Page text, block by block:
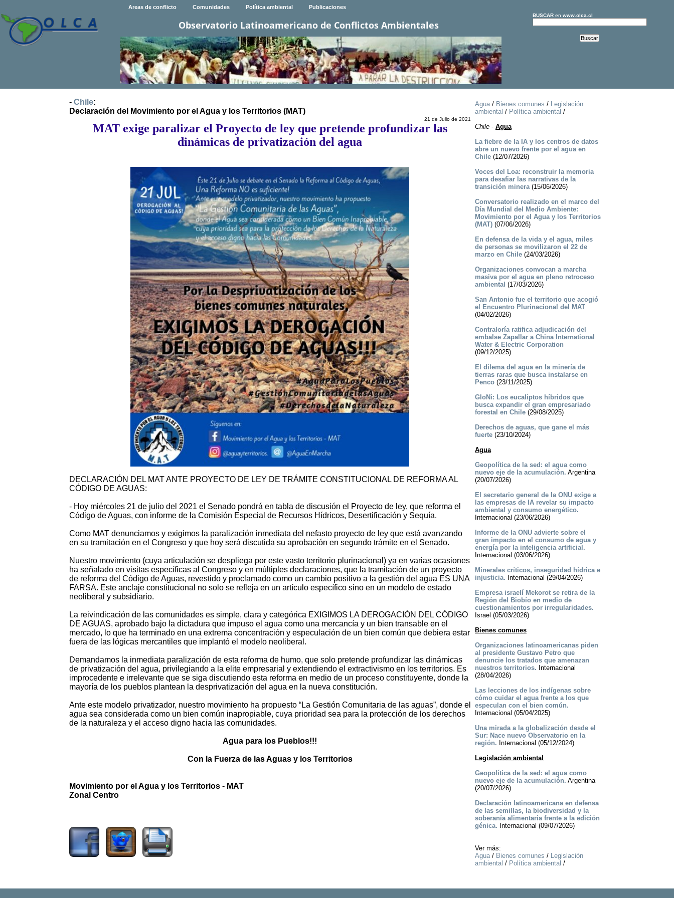
Areas de conflicto Comunidades Política ambiental Publicaciones
Observatorio Latinoamericano de Conflictos Ambientales
BUSCARen www.olca.cl
- Chile:
Declaración del Movimiento por el Agua y los Territorios (MAT)
21 de Julio de 2021
MAT exige paralizar el Proyecto de ley que pretende profundizar las
dinámicas de privatización del agua
DECLARACIÓN DEL MAT ANTE PROYECTO DE LEY DE TRÁMITE CONSTITUCIONAL DE REFORMA AL
CÓDIGO DE AGUAS:
- Hoy miércoles 21 de julio del 2021 el Senado pondrá en tabla de discusión el Proyecto de ley, que reforma el
Código de Aguas, con informe de la Comisión Especial de Recursos Hídricos, Desertificación y Sequía.
Como MAT denunciamos y exigimos la paralización inmediata del nefasto proyecto de ley que está avanzando
en su tramitación en el Congreso y que hoy será discutida su aprobación en segundo trámite en el Senado.
Nuestro movimiento (cuya articulación se despliega por este vasto territorio plurinacional) ya en varias ocasiones
ha señalado en visitas específicas al Congreso y en múltiples declaraciones, que la tramitación de un proyecto
de reforma del Código de Aguas, revestido y proclamado como un cambio positivo a la gestión del agua ES UNA
FARSA. Este anclaje constitucional no solo se refleja en un artículo específico sino en un modelo de estado
neoliberal y subsidiario.
La reivindicación de las comunidades es simple, clara y categórica EXIGIMOS LA DEROGACIÓN DEL CÓDIGO
DE AGUAS, aprobado bajo la dictadura que impuso el agua como una mercancía y un bien transable en el
mercado, lo que ha terminado en una extrema concentración y especulación de un bien común que debiera estar
fuera de las lógicas mercantiles que implantó el modelo neoliberal.
Demandamos la inmediata paralización de esta reforma de humo, que solo pretende profundizar las dinámicas
de privatización del agua, privilegiando a la elite empresarial y extendiendo el extractivismo en los territorios. Es
improcedente e irrelevante que se siga discutiendo esta reforma en medio de un proceso constituyente, donde la
mayoría de los pueblos plantean la desprivatización del agua en la nueva constitución.
Ante este modelo privatizador, nuestro movimiento ha propuesto “La Gestión Comunitaria de las aguas”, donde el
agua sea considerada como un bien común inapropiable, cuya prioridad sea para la protección de los derechos
de la naturaleza y el acceso digno hacia las comunidades.
Agua para los Pueblos!!!
Con la Fuerza de las Aguas y los Territorios
Movimiento por el Agua y los Territorios - MAT
Zonal Centro
Agua/ Bienes comunes / Legislación
ambiental / Política ambiental /
Chile- Agua
La fiebre de la IA y los centros de datos
abre un nuevo frente por el agua en
Chile(12/07/2026)
Voces del Loa: reconstruir la memoria
para desafiar las narrativas de la
transición minera(15/06/2026)
Conversatorio realizado en el marco del
Día Mundial del Medio Ambiente:
Movimiento por el Agua y los Territorios
(MAT)(07/06/2026)
En defensa de la vida y el agua, miles
de personas se movilizaron el 22 de
marzo en Chile(24/03/2026)
Organizaciones convocan a marcha
masiva por el agua en pleno retroceso
ambiental (17/03/2026)
San Antonio fue el territorio que acogió
el Encuentro Plurinacional del MAT
(04/02/2026)
Contraloría ratifica adjudicación del
embalse Zapallar a China International
Water & Electric Corporation
(09/12/2025)
El dilema del agua en la minería de
tierras raras que busca instalarse en
Penco(23/11/2025)
GloNi: Los eucaliptos híbridos que
busca expandir el gran empresariado
forestal en Chile(29/08/2025)
Derechos de aguas, que gane el más
fuerte(23/10/2024)
Agua
Geopolítica de la sed: el agua como
nuevo eje de la acumulación. Argentina
(20/07/2026)
El secretario general de la ONU exige a
las empresas de IA revelar su impacto
ambiental y consumo energético.
Internacional (23/06/2026)
Informe de la ONU advierte sobre el
gran impacto en el consumo de agua y
energía por la inteligencia artificial.
Internacional (03/06/2026)
Minerales críticos, inseguridad hídrica e
injusticia. Internacional (29/04/2026)
Empresa israelí Mekorot se retira de la
Región del Biobío en medio de
cuestionamientos por irregularidades.
Israel (05/03/2026)
Bienes comunes
Organizaciones latinoamericanas piden
al presidente Gustavo Petro que
denuncie los tratados que amenazan
nuestros territorios. Internacional
(28/04/2026)
Las lecciones de los indígenas sobre
cómo cuidar el agua frente a los que
especulan con el bien común.
Internacional (05/04/2025)
Una mirada a la globalización desde el
Sur: Nace nuevo Observatorio en la
región. Internacional (05/12/2024)
Legislación ambiental
Geopolítica de la sed: el agua como
nuevo eje de la acumulación. Argentina
(20/07/2026)
Declaración latinoamericana en defensa
de las semillas, la biodiversidad y la
soberanía alimentaria frente a la edición
génica. Internacional (09/07/2026)
Ver más:
Agua/ Bienes comunes / Legislación
ambiental / Política ambiental /